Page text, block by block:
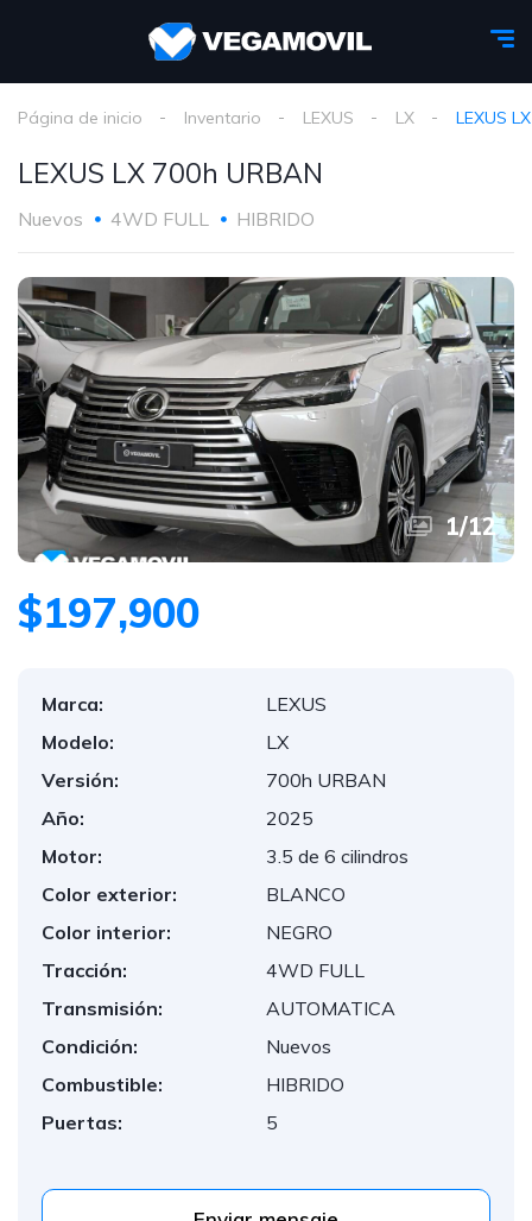
Página de inicio Inventario LEXUS LX LEXUS
LEXUS LX 700h URBAN
Nuevos 4WD FULL HIBRIDO
1/12
$197,900
Marca:
LEXUS
Modelo:
LX
Versión:
700h URBAN
Año:
2025
Motor:
3.5 de 6 cilindros
Color exterior:
BLANCO
Color interior:
NEGRO
Tracción:
4WD FULL
Transmisión:
AUTOMATICA
Condición:
Nuevos
Combustible:
HIBRIDO
Puertas:
5